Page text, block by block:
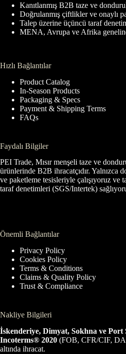
Kanıtlanmış B2B taze ve
Doğrulanmış çiftlikler ve onaylı
Talep üzerine üçüncü taraf
MENA, Avrupa ve Afrika
Hızlı Bağlantılar
Product Catalog
In-Season Products
Packaging & Specs
Payment & Shipping Terms
FAQs
Faydalı Bilgiler
PEI Trade, Mısır menşeli taze ve
ürünlerinde B2B ihracatçıdır. Yalnızca
ve paketleme tesisleriyle çalışıyoruz ve
taraf denetimleri (SGS/Intertek)
Önemli Bağlantılar
Privacy Policy
Cookies Policy
Terms & Conditions
Claims & Quality Policy
Trust & Compliance
Nakliye Bilgileri
İskenderiye, Dimyat, Sokhna ve Port
Incoterms® 2020 (FOB, CFR/CIF,
altında ihracat.